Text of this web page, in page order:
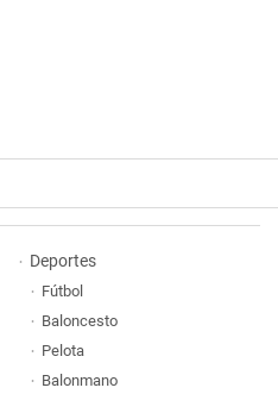
Deportes
Fútbol
Baloncesto
Pelota
Balonmano